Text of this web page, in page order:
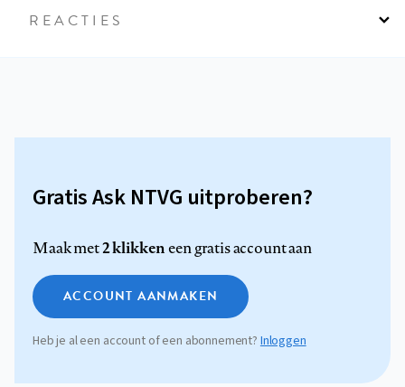
REACTIES
Gratis Ask NTVG uitproberen?
Maak met2 klikkeneen gratis account aan
ACCOUNT AANMAKEN
Heb je al een account of een abonnement?Inloggen